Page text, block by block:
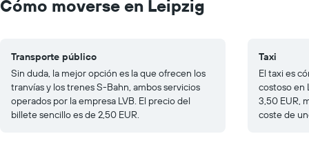
Cómo moverse en Leipzig
Transporte público
Sin duda, la mejor opción es la que ofrecen los
tranvías y los trenes S-Bahn, ambos servicios
operados por la empresa LVB. El precio del
billete sencillo es de 2,50 EUR.
Taxi
El taxi es
costoso en
3,50 EUR,
coste de